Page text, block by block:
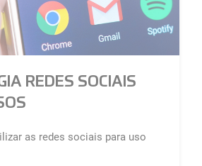
REDES SOCIAIS
as redes sociais para uso